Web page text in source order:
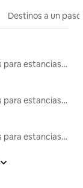
Destinos a un
Alojamientos para estancias largas
Alojamientos para estancias largas
Alojamientos para estancias largas